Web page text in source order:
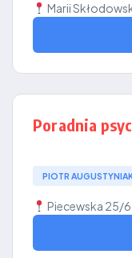
Marii
Poradnia
PIOTR
Piecewska 25/